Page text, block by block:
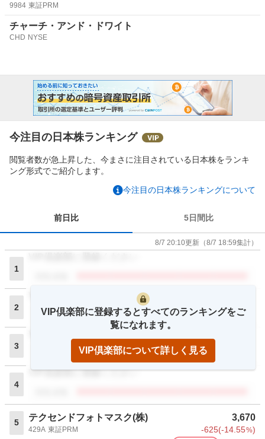
9984 東証PRM
チャーチ・アンド・ドワイト
CHD NYSE
今注目の日本株ランキング
閲覧者数が急上昇した、今まさに注目されている日本株をランキ
ング形式でご紹介します。
今注目の日本株ランキングについて
前日比 5日間比
8/7 20:10更新 （8/7 18:59集計）
1
2
VIP倶楽部に登録ください
閲覧者数
3
4
VIP倶楽部に登録ください
5
テクセンドフォトマスク(株) 3,670
429A 東証PRM -625(-14.55%)
VIP倶楽部に登録するとすべてのランキングをご
覧になれます。
VIP倶楽部について詳しく見る